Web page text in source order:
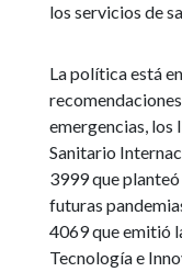
los servicios de
La política está
emergencias, los
Sanitario
3999 que
futuras
4069 que emitió
Tecnología e